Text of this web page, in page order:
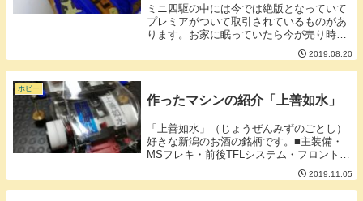
ミニ四駆の中には今では絶版となっていて
プレミアがついて取引されているものがあ
ります。お家に眠っていたら今が売り時か
もしれません。(メーカーが再販するとプレ
ミア価格が一気に下落するため）今日はそ
んなプレミアミニ四駆をご紹介します。※
2019.08.20
ホビー
作ったマシンの紹介「上善如水」
「上善如水」（じょうぜんみずのごとし）
好きな新潟のお酒の銘柄です。■主装備・
MSフレキ・前後TFLシステム・フロントボ
ディ提灯・湯呑スタビ・超小径縮みタイヤ
逆履き初のフレキマシンです。まだ試走し
ていないのでわかりませんが安定した走
2019.11.05